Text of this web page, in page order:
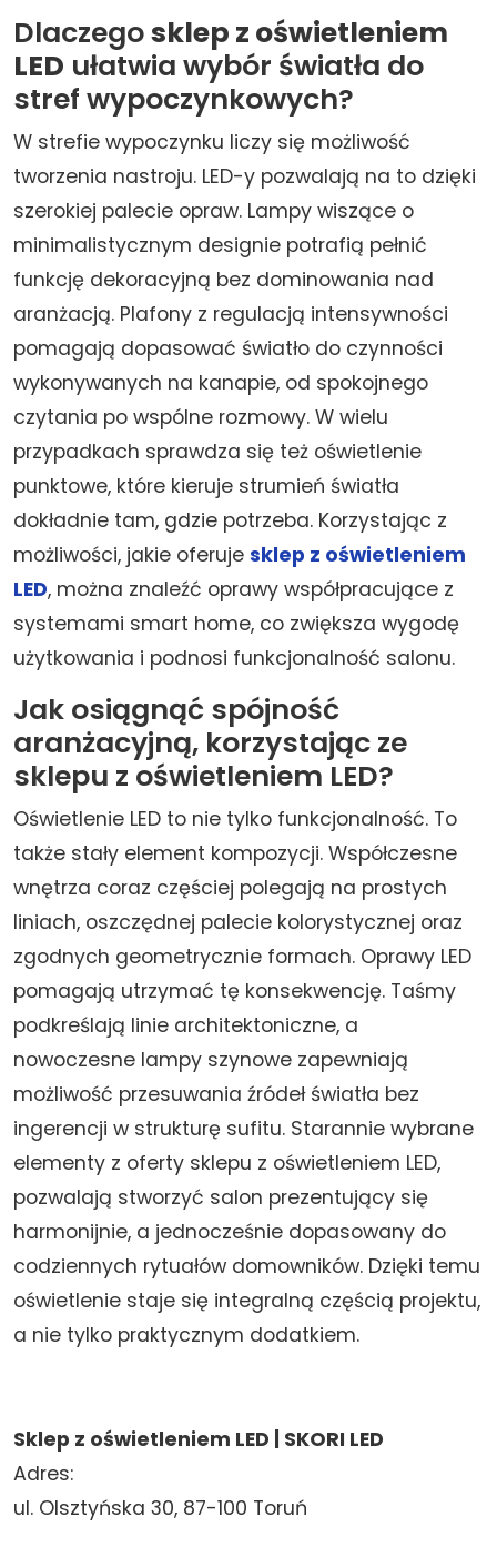
Dlaczegosklep z oświetleniem
LED ułatwia wybór światła do
stref wypoczynkowych?
W strefie wypoczynku liczy się możliwość
tworzenia nastroju. LED-y pozwalają na to dzięki
szerokiej palecie opraw. Lampy wiszące o
minimalistycznym designie potrafią pełnić
funkcję dekoracyjną bez dominowania nad
aranżacją. Plafony z regulacją intensywności
pomagają dopasować światło do czynności
wykonywanych na kanapie, od spokojnego
czytania po wspólne rozmowy. W wielu
przypadkach sprawdza się też oświetlenie
punktowe, które kieruje strumień światła
dokładnie tam, gdzie potrzeba. Korzystając z
możliwości, jakie oferuje sklep z oświetleniem
LED, można znaleźć oprawy współpracujące z
systemami smart home, co zwiększa wygodę
użytkowania i podnosi funkcjonalność salonu.
Jak osiągnąć spójność
aranżacyjną, korzystając ze
sklepu z oświetleniem LED?
Oświetlenie LED to nie tylko funkcjonalność. To
także stały element kompozycji. Współczesne
wnętrza coraz częściej polegają na prostych
liniach, oszczędnej palecie kolorystycznej oraz
zgodnych geometrycznie formach. Oprawy LED
pomagają utrzymać tę konsekwencję. Taśmy
podkreślają linie architektoniczne, a
nowoczesne lampy szynowe zapewniają
możliwość przesuwania źródeł światła bez
ingerencji w strukturę sufitu. Starannie wybrane
elementy z oferty sklepu z oświetleniem LED,
pozwalają stworzyć salon prezentujący się
harmonijnie, a jednocześnie dopasowany do
codziennych rytuałów domowników. Dzięki temu
oświetlenie staje się integralną częścią projektu,
a nie tylko praktycznym dodatkiem.
Sklep z oświetleniem LED | SKORI LED
Adres:
ul. Olsztyńska 30, 87-100 Toruń